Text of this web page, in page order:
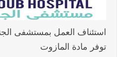
استئناف العمل بمستشفى
توفر مادة المازوت